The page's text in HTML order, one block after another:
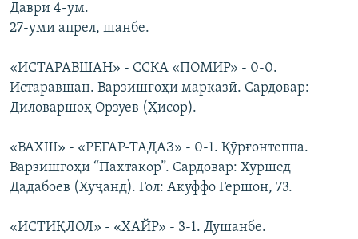
Даври 4-ум.
27-уми апрел, шанбе.
«ИСТАРАВШАН» - ССКА «ПОМИР» - 0-0.
Истаравшан. Варзишгоҳи марказӣ. Сардовар:
Диловаршоҳ Орзуев (Ҳисор).
«ВАХШ» - «РЕГАР-ТАДАЗ» - 0-1. Қӯрғонтеппа.
Варзишгоҳи “Пахтакор”. Сардовар: Хуршед
Дадабоев (Хуҷанд). Гол: Акуффо Гершон, 73.
«ИСТИҚЛОЛ» - «ХАЙР» - 3-1. Душанбе.